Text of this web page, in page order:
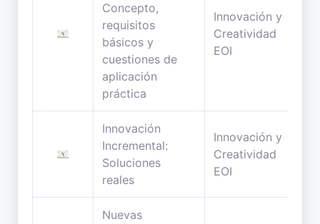
Concepto,
requisitos
básicos y
cuestiones de
aplicación
práctica
Innovación y
Creatividad
EOI
Innovación
Incremental:
Soluciones
reales
Innovación y
Creatividad
EOI
Nuevas